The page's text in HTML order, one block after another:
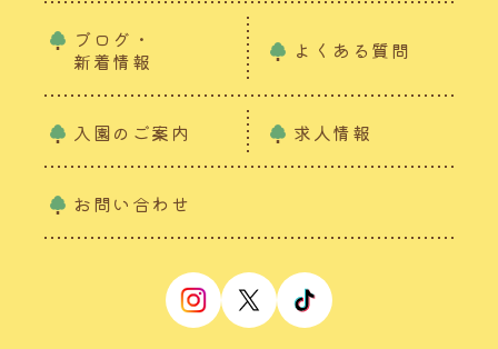
ブログ・
新着情報
よくある質問
入園のご案内 求人情報
お問い合わせ